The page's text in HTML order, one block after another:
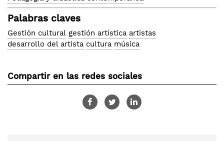
Palabras claves
Gestión cultural gestión artística artistas
desarrollo del artista cultura música
Compartir en las redes sociales